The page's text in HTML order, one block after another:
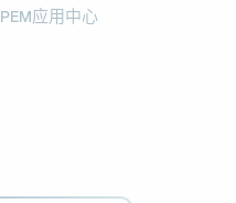
PEM应用中心